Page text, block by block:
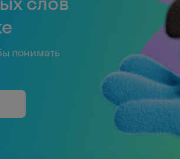
понимать